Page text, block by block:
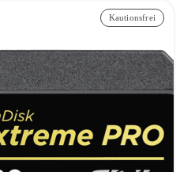
Kautionsfrei